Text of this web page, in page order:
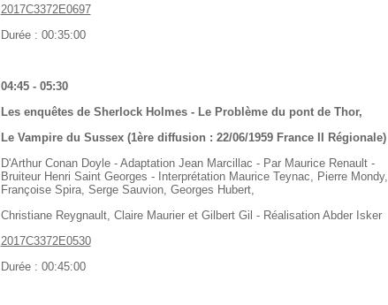
2017C3372E0697
Durée : 00:35:00
04:45 - 05:30
Les enquêtes de Sherlock Holmes - Le Problème du pont de Thor,
Le Vampire du Sussex (1ère diffusion : 22/06/1959 France II Régionale)
D'Arthur Conan Doyle - Adaptation Jean Marcillac - Par Maurice Renault -
Bruiteur Henri Saint Georges - Interprétation Maurice Teynac, Pierre Mondy,
Françoise Spira, Serge Sauvion, Georges Hubert,
Christiane Reygnault, Claire Maurier et Gilbert Gil - Réalisation Abder Isker
2017C3372E0530
Durée : 00:45:00